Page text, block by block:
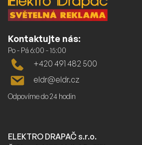
ELEKTRO DRAPAČ s.r.o.
Kontaktujte nás:
Po - Pá 6:00 - 15:00
+420 491 482 500
eldr@eldr.cz
Odpovíme do 24 hodin